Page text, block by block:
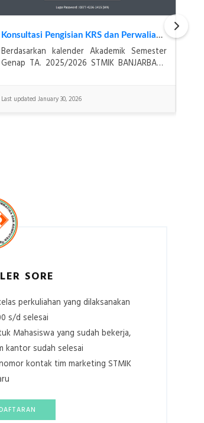
Konsultasi Pengisian KRS dan Perwalian Mahasiswa
Berdasarkan kalender Akademik Semester
Genap TA. 2025/2026 STMIK BANJARBARU
Last updated January 30, 2026
SORE
perkuliahan yang dilaksanakan
s/d selesai
Mahasiswa yang sudah bekerja,
kantor sudah selesai
kontak tim marketing STMIK